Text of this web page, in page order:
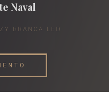
Naval
BRANCA LED